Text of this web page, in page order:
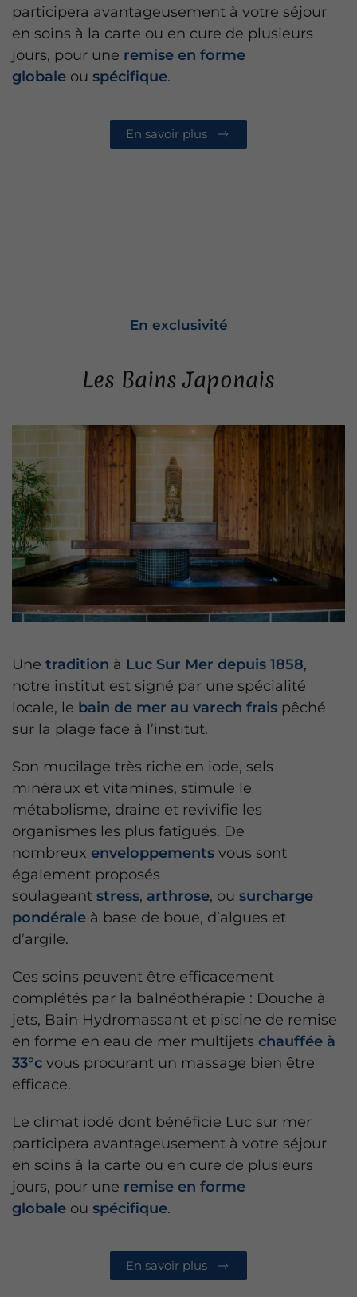
participera avantageusement à votre séjour
en soins à la carte ou en cure de plusieurs
jours, pour une remise en forme
globale ou spécifique.
En savoir plus
En exclusivité
Les Bains Japonais
Une tradition à Luc Sur Mer depuis 1858,
notre institut est signé par une spécialité
locale, le bain de mer au varech frais pêché
sur la plage face à l’institut.
Son mucilage très riche en iode, sels
minéraux et vitamines, stimule le
métabolisme, draine et revivifie les
organismes les plus fatigués. De
nombreux enveloppements vous sont
également proposés
soulageant stress, arthrose, ou surcharge
pondérale à base de boue, d’algues et
d’argile.
Ces soins peuvent être efficacement
complétés par la balnéothérapie : Douche à
jets, Bain Hydromassant et piscine de remise
en forme en eau de mer multijets chauffée à
33°c vous procurant un massage bien être
efficace.
Le climat iodé dont bénéficie Luc sur mer
participera avantageusement à votre séjour
en soins à la carte ou en cure de plusieurs
jours, pour une remise en forme
globale ou spécifique.
En savoir plus